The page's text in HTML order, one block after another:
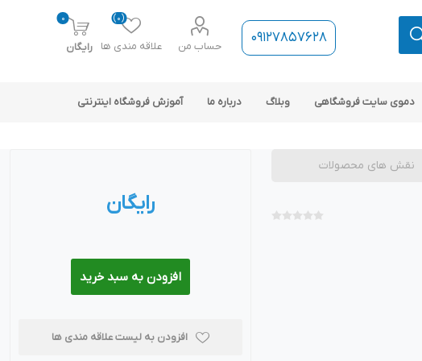
09127857628 حساب من علاقه مندی ها
(0)
0
رایگان
ارتباط فروشگاه با نرم افزار
دموی سایت فروشگاهی وبلاگ درباره ما آموزش فروشگاه اینترنتی
نقش های محصولات
رایگان
افزودن به سبد خرید
افزودن به لیست علاقه مندی ها